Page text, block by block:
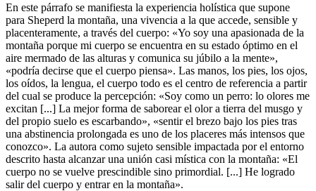
En este párrafo se manifiesta la experiencia holística que supone
para Sheperd la montaña, una vivencia a la que accede, sensible y
placenteramente, a través del cuerpo: «Yo soy una apasionada de la
montaña porque mi cuerpo se encuentra en su estado óptimo en el
aire mermado de las alturas y comunica su júbilo a la mente»,
«podría decirse que el cuerpo piensa». Las manos, los pies, los ojos,
los oídos, la lengua, el cuerpo todo es el centro de referencia a partir
del cual se produce la percepción: «Soy como un perro: lo olores me
excitan [...] La mejor forma de saborear el olor a tierra del musgo y
del propio suelo es escarbando», «sentir el brezo bajo los pies tras
una abstinencia prolongada es uno de los placeres más intensos que
conozco». La autora como sujeto sensible impactada por el entorno
descrito hasta alcanzar una unión casi mística con la montaña: «El
cuerpo no se vuelve prescindible sino primordial. [...] He logrado
salir del cuerpo y entrar en la montaña».